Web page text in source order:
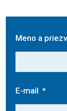
Meno a
E-mail *